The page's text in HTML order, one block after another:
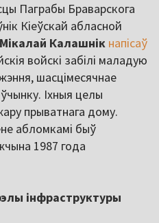
Паграбы Браварскога
Кіеўскай абласной
Мікалай Калашнік напісаў
войскі забілі маладую
шасцімесячнае
Іхныя целы
прыватнага дому.
абломкамі быў
1987 года
інфраструктуры